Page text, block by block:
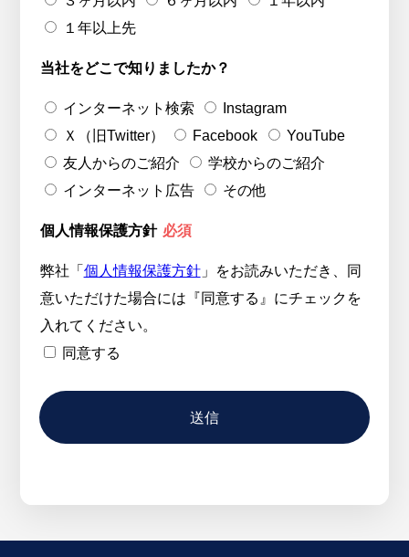
１年以上先
当社をどこで知りましたか？
インターネット検索
Instagram
Ｘ（旧Twitter）
Facebook
YouTube
友人からのご紹介
学校からのご紹介
インターネット広告
その他
個人情報保護方針 必須
弊社「 個人情報保護方針」をお読みいただき、同
意いただけた場合には『同意する』にチェックを
入れてください。
同意する